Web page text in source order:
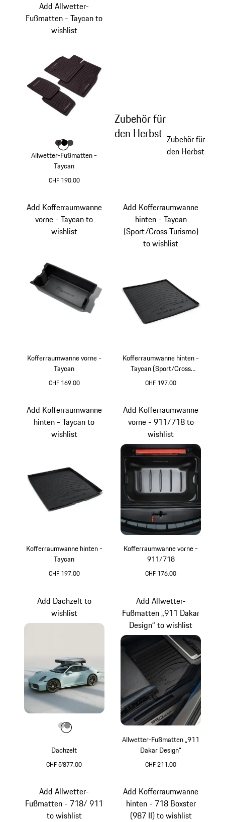
Allwetter-Fußmatten -
Taycan
CHF 190.00
Add Allwetter-
Fußmatten - Taycan to
wishlist
Farbe
Farbe
FarbeFarbe
Zubehör für
den Herbst Zubehör für
den Herbst
Kofferraumwanne vorne -
Taycan
CHF 169.00
Add Kofferraumwanne
vorne - Taycan to
wishlist
Kofferraumwanne hinten -
Taycan (Sport/Cross
Turismo)
CHF 197.00
Add Kofferraumwanne
hinten - Taycan
(Sport/Cross Turismo)
to wishlist
Kofferraumwanne hinten -
Taycan
CHF 197.00
Add Kofferraumwanne
hinten - Taycan to
wishlist
Kofferraumwanne vorne -
911/718
CHF 176.00
Add Kofferraumwanne
vorne - 911/718 to
wishlist
Dachzelt
CHF 5'877.00
Add Dachzelt to
wishlist
Farbe
FarbeFarbe
Allwetter-Fußmatten „911
Dakar Design“
CHF 211.00
Add Allwetter-
Fußmatten „911 Dakar
Design“ to wishlist
Add Allwetter-
Fußmatten - 718/ 911
to wishlist
Add Kofferraumwanne
hinten - 718 Boxster
(987 II) to wishlist